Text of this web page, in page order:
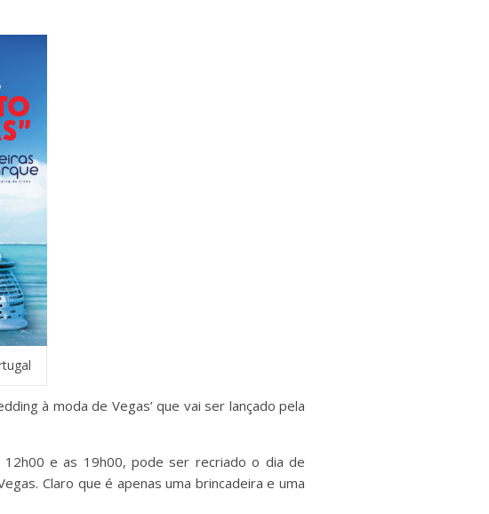
à moda de Vegas’ que vai ser lançado pela
e as 19h00, pode ser recriado o dia de
Claro que é apenas uma brincadeira e uma